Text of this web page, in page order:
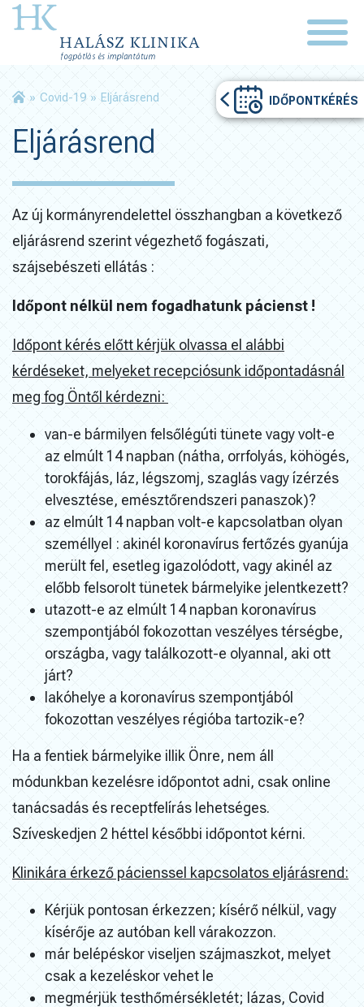
IDŐPONTKÉRÉS
» Covid-19 » Eljárásrend
Eljárásrend
Az új kormányrendelettel összhangban a következő
eljárásrend szerint végezhető fogászati,
szájsebészeti ellátás :
Időpont nélkül nem fogadhatunk pácienst !
Időpont kérés előtt kérjük olvassa el alábbi
kérdéseket, melyeket recepciósunk időpontadásnál
meg fog Öntől kérdezni:
van-e bármilyen felsőlégúti tünete vagy volt-e
az elmúlt 14 napban (nátha, orrfolyás, köhögés,
torokfájás, láz, légszomj, szaglás vagy ízérzés
elvesztése, emésztőrendszeri panaszok)?
az elmúlt 14 napban volt-e kapcsolatban olyan
személlyel : akinél koronavírus fertőzés gyanúja
merült fel, esetleg igazolódott, vagy akinél az
előbb felsorolt tünetek bármelyike jelentkezett?
utazott-e az elmúlt 14 napban koronavírus
szempontjából fokozottan veszélyes térségbe,
országba, vagy találkozott-e olyannal, aki ott
járt?
lakóhelye a koronavírus szempontjából
fokozottan veszélyes régióba tartozik-e?
Ha a fentiek bármelyike illik Önre, nem áll
módunkban kezelésre időpontot adni, csak online
tanácsadás és receptfelírás lehetséges.
Szíveskedjen 2 héttel későbbi időpontot kérni.
Klinikára érkező pácienssel kapcsolatos eljárásrend:
Kérjük pontosan érkezzen; kísérő nélkül, vagy
kísérője az autóban kell várakozzon.
már belépéskor viseljen szájmaszkot, melyet
csak a kezeléskor vehet le
megmérjük testhőmérsékletét; lázas, Covid